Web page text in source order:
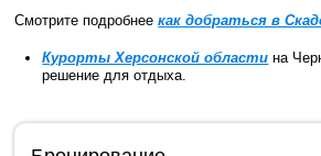
Смотрите подробнеекак добраться в
Курорты Херсонской области на
решение для отдыха.